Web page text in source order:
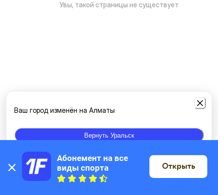
Увы, такой страницы не существует
На карте
Ваш город изменён на Алматы
Вернуть Уральск
Абонемент на все
виды спорта
Открыть